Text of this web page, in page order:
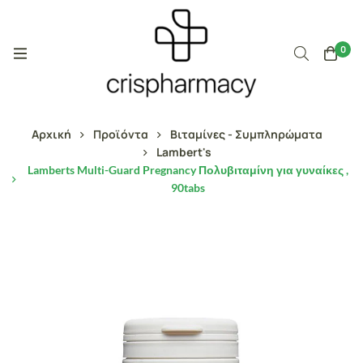
0
Αρχική Προϊόντα
Βιταμίνες - Συμπληρώματα
Lambert's
Lamberts Multi-Guard Pregnancy Πολυβιταμίνη για γυναίκες ,
90tabs